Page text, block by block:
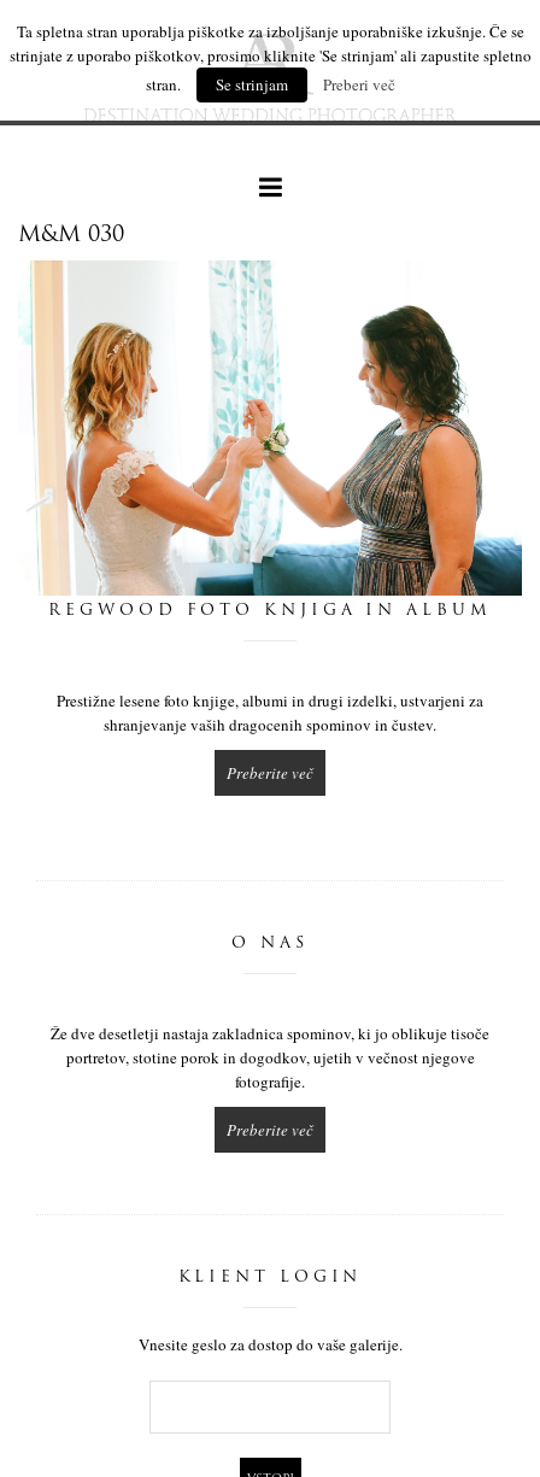
naše delo
leseni izdelki
mi
dnevnik
M&M 030
REGWOOD FOTO KNJIGA IN ALBUM
Prestižne lesene foto knjige, albumi in drugi izdelki, ustvarjeni za
shranjevanje vaših dragocenih spominov in čustev.
Preberite več
O NAS
Že dve desetletji nastaja zakladnica spominov, ki jo oblikuje tisoče
portretov, stotine porok in dogodkov, ujetih v večnost njegove
fotografije.
Preberite več
KLIENT LOGIN
Vnesite geslo za dostop do vaše galerije.
Ta spletna stran uporablja piškotke za izboljšanje uporabniške izkušnje. Če se
strinjate z uporabo piškotkov, prosimo kliknite 'Se strinjam' ali zapustite spletno
stran.
Se strinjam Preberi več